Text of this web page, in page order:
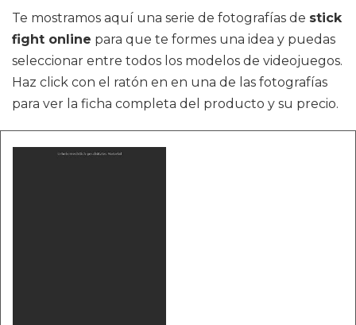
Te mostramos aquí una serie de fotografías de stick
fight online para que te formes una idea y puedas
seleccionar entre todos los modelos de videojuegos.
Haz click con el ratón en en una de las fotografías
para ver la ficha completa del producto y su precio.